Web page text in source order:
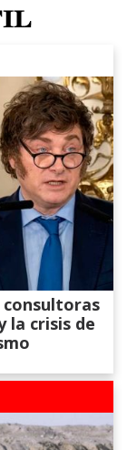
consultoras
la crisis de